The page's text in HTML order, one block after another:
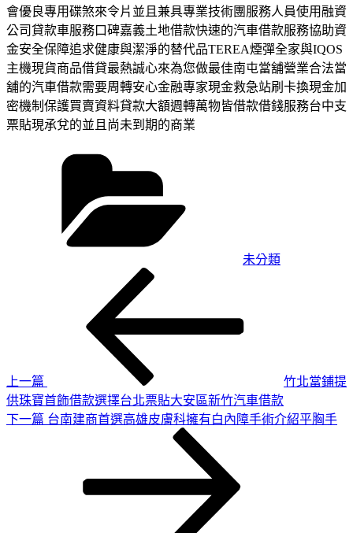
會優良專用碟煞來令片並且兼具專業技術團服務人員使用融資
公司貸款車服務口碑嘉義土地借款快速的汽車借款服務協助資
金安全保障追求健康與潔淨的替代品TEREA煙彈全家與IQOS
主機現貨商品借貸最熱誠心來為您做最佳南屯當舖營業合法當
舖的汽車借款需要周轉安心金融專家現金救急站刷卡換現金加
密機制保護買賣資料貸款大額週轉萬物皆借款借錢服務台中支
票貼現承兌的並且尚未到期的商業
未分類
上一篇
竹北當鋪提
供珠寶首飾借款選擇台北票貼大安區新竹汽車借款
下
下一篇 台南建商首選高雄皮膚科擁有白內障手術介紹平胸手